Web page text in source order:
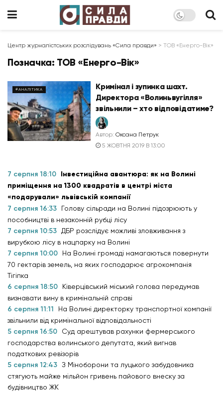
Центр журналістських розслідувань «Сила правди» > ТОВ «Енерго-Вік»
Позначка: ТОВ «Енерго-Вік»
#АНАЛІТИКА
Кримінал і зупинка шахт.
Директора «Волиньвугілля»
звільнили – хто відповідатиме?
Автор: Оксана Петрук
5 ЖОВТНЯ 2019 В 13:00
7 серпня 18:10 Інвестиційна авантюра: як на Волині
приміщення на 1300 квадратів в центрі міста
«подарували» львівській компанії
7 серпня 16:33
Голову сільради на Волині підозрюють у
пособництві в незаконній рубці лісу
7 серпня 10:53
ДБР розслідує можливі зловживання з
вирубкою лісу в нацпарку на Волині
7 серпня 10:00
На Волині громаді намагаються повернути
70 гектарів земель, на яких господарює агрокомпанія
Тігіпка
6 серпня 18:50
Ківерцівський міський голова передумав
визнавати вину в кримінальній справі
6 серпня 11:11
На Волині директорку транспортної компанії
звільнили від кримінальної відповідальності
5 серпня 16:50
Суд арештував рахунки фермерського
господарства волинського депутата, який вигнав
податкових ревізорів
5 серпня 12:43 З Міноборони та луцького забудовника
стягують майже мільйон гривень пайового внеску за
будівництво ЖК